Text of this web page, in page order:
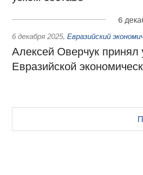
6
6 декабря 2025, Евразийский
Алексей Оверчук принял
Евразийской